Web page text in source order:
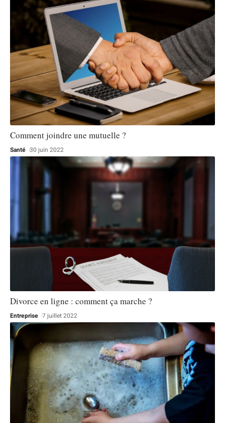
Comment joindre une mutuelle ?
Santé 30 juin 2022
Divorce en ligne : comment ça marche ?
Entreprise 7 juillet 2022